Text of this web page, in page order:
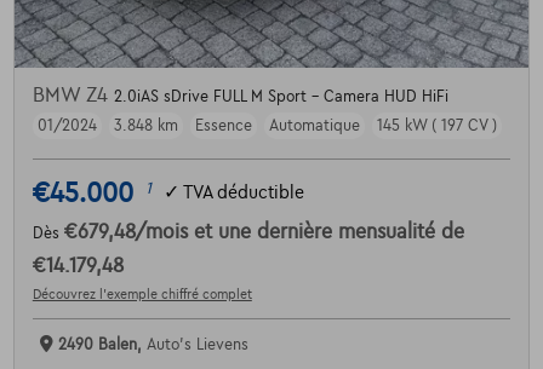
BMW Z4 2.0iAS sDrive FULL M Sport - Camera HUD HiFi
01/2024
3.848 km Essence Automatique 145 kW ( 197 CV )
€45.000 1 ✓ TVA déductible
Dès €679,48/mois et une dernière mensualité de
€14.179,48
Découvrez l’exemple chiffré complet
2490 Balen, Auto's Lievens